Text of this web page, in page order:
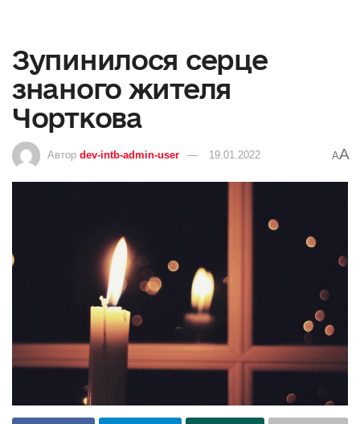
Зупинилося серце
знаного жителя
Чорткова
Автор dev-intb-admin-user 19.01.2022 AA